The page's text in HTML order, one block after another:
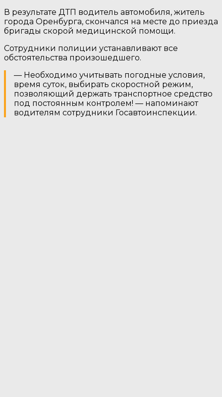
В результате ДТП водитель автомобиля, житель
города Оренбурга, скончался на месте до приезда
бригады скорой медицинской помощи.
Сотрудники полиции устанавливают все
обстоятельства произошедшего.
— Необходимо учитывать погодные условия,
время суток, выбирать скоростной режим,
позволяющий держать транспортное средство
под постоянным контролем! — напоминают
водителям сотрудники Госавтоинспекции.